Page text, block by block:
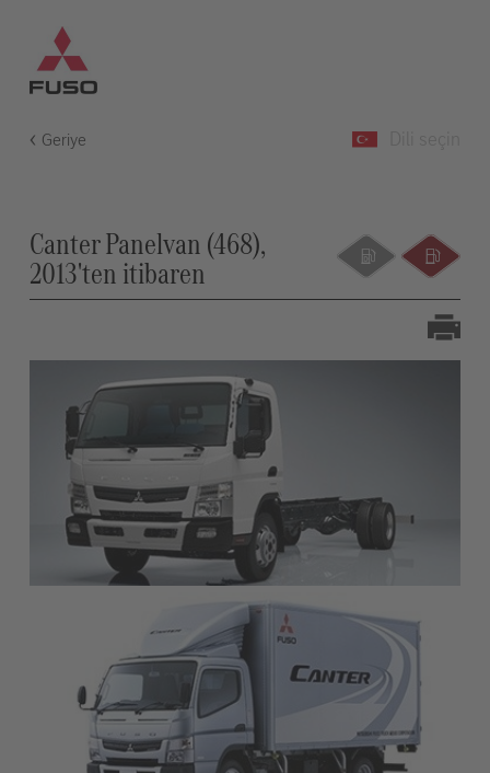
Geriye
Canter Panelvan (468),
2013'ten itibaren